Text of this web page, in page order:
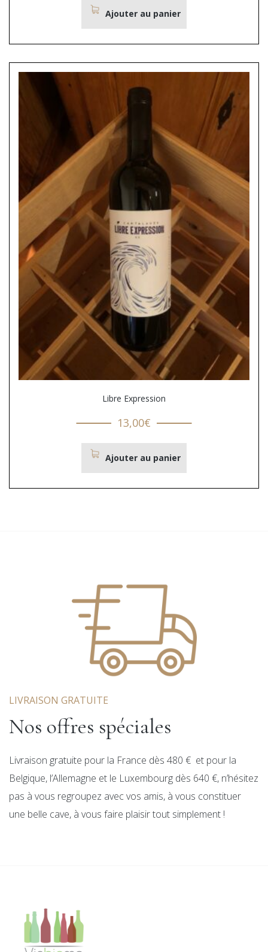
Ajouter au panier
Libre Expression
13,00€
Ajouter au panier
LIVRAISON GRATUITE
Nos offres spéciales
Livraison gratuite pour la France dès 480 € et pour la
Belgique, l’Allemagne et le Luxembourg dès 640 €, n’hésitez
pas à vous regroupez avec vos amis, à vous constituer
une belle cave, à vous faire plaisir tout simplement !